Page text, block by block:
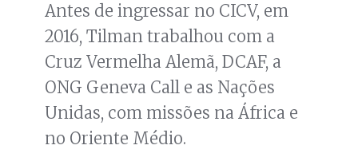
Antes de ingressar no CICV, em
2016, Tilman trabalhou com a
Cruz Vermelha Alemã, DCAF, a
ONG Geneva Call e as Nações
Unidas, com missões na África e
no Oriente Médio.